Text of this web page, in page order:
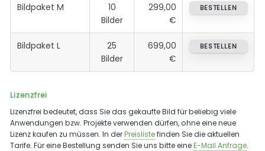
Bildpaket M
10
Bilder
299,00
€
BESTELLEN
Bildpaket L
25
Bilder
699,00
€
BESTELLEN
Lizenzfrei
Lizenzfrei bedeutet, dass Sie das gekaufte Bild für beliebig viele
Anwendungen bzw. Projekte verwenden dürfen, ohne eine neue
Lizenz kaufen zu müssen. In derPreislistefinden Sie die aktuellen
Tarife. Für eine Bestellung senden Sie uns bitte eineE-Mail Anfrage.